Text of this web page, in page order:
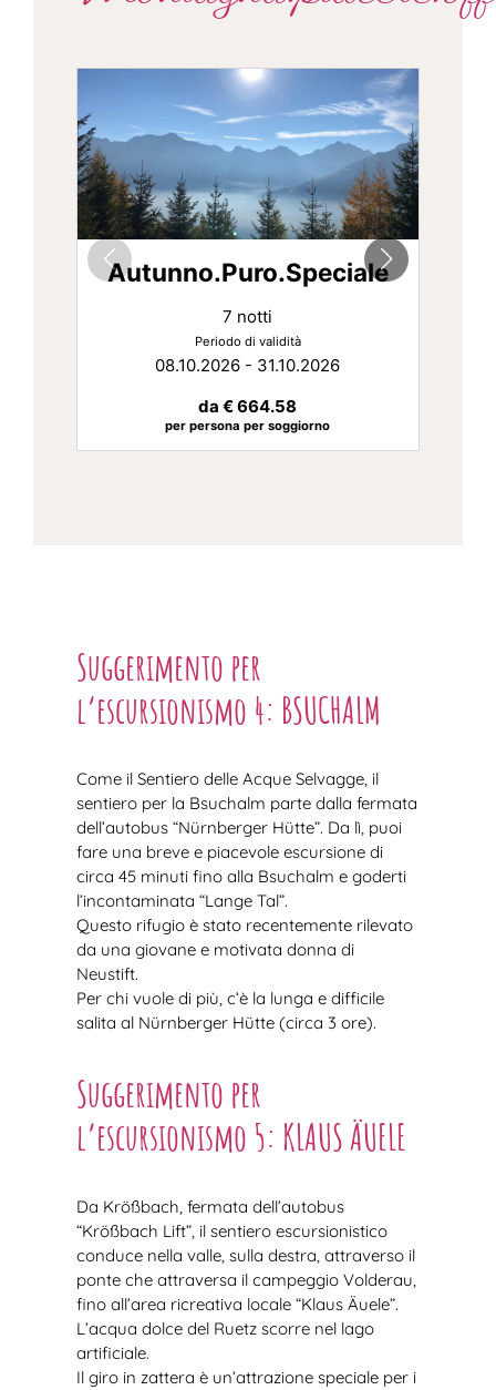
Autunno.Puro.Speciale
7 notti
Periodo di validità
08.10.2026 - 31.10.2026
da € 664.58
per persona per soggiorno
Suggerimento per
l’escursionismo 4: BSUCHALM
Come il Sentiero delle Acque Selvagge, il
sentiero per la Bsuchalm parte dalla fermata
dell’autobus “Nürnberger Hütte”. Da lì, puoi
fare una breve e piacevole escursione di
circa 45 minuti fino alla Bsuchalm e goderti
l’incontaminata “Lange Tal”.
Questo rifugio è stato recentemente rilevato
da una giovane e motivata donna di
Neustift.
Per chi vuole di più, c’è la lunga e difficile
salita al Nürnberger Hütte (circa 3 ore).
Suggerimento per
l’escursionismo 5: KLAUS ÄUELE
Da Krößbach, fermata dell’autobus
“Krößbach Lift”, il sentiero escursionistico
conduce nella valle, sulla destra, attraverso il
ponte che attraversa il campeggio Volderau,
fino all’area ricreativa locale “Klaus Äuele”.
L’acqua dolce del Ruetz scorre nel lago
artificiale.
Il giro in zattera è un’attrazione speciale per i